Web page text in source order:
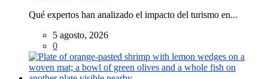
Qué expertos han analizado el impacto del turismo en...
5 agosto, 2026
0